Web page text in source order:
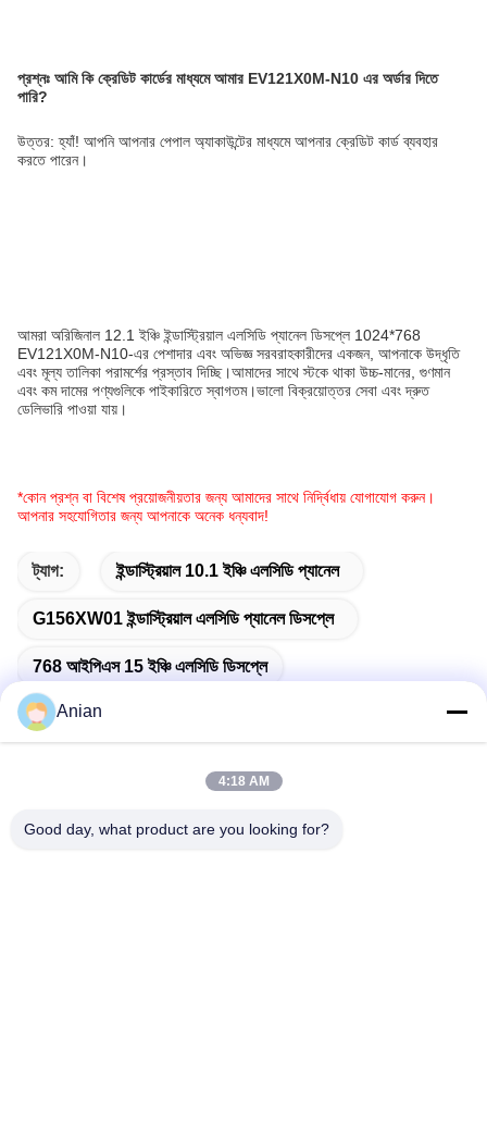
প্রশ্নঃ আমি কি ক্রেডিট কার্ডের মাধ্যমে আমার EV121X0M-N10 এর অর্ডার দিতে
পারি?
উত্তর: হ্যাঁ! আপনি আপনার পেপাল অ্যাকাউন্টের মাধ্যমে আপনার ক্রেডিট কার্ড ব্যবহার
করতে পারেন।
আমরা অরিজিনাল 12.1 ইঞ্চি ইন্ডাস্ট্রিয়াল এলসিডি প্যানেল ডিসপ্লে 1024*768
EV121X0M-N10-এর পেশাদার এবং অভিজ্ঞ সরবরাহকারীদের একজন, আপনাকে উদ্ধৃতি
এবং মূল্য তালিকা পরামর্শের প্রস্তাব দিচ্ছি।আমাদের সাথে স্টকে থাকা উচ্চ-মানের, গুণমান
এবং কম দামের পণ্যগুলিকে পাইকারিতে স্বাগতম।ভালো বিক্রয়োত্তর সেবা এবং দ্রুত
ডেলিভারি পাওয়া যায়।
*কোন প্রশ্ন বা বিশেষ প্রয়োজনীয়তার জন্য আমাদের সাথে নির্দ্বিধায় যোগাযোগ করুন।
আপনার সহযোগিতার জন্য আপনাকে অনেক ধন্যবাদ!
ট্যাগ: ইন্ডাস্ট্রিয়াল 10.1 ইঞ্চি এলসিডি প্যানেল
G156XW01 ইন্ডাস্ট্রিয়াল এলসিডি প্যানেল ডিসপ্লে
768 আইপিএস 15 ইঞ্চি এলসিডি ডিসপ্লে
Anian
4:18 AM
Good day, what product are you looking for?